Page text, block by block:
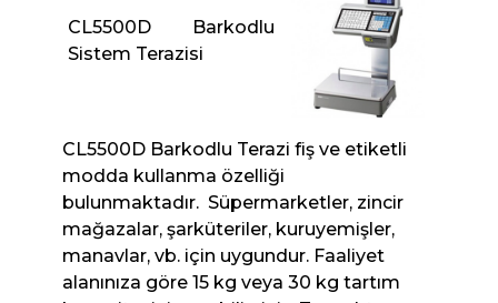
CL5500D Barkodlu
Sistem Terazisi
CL5500D Barkodlu Terazi fiş ve etiketli
modda kullanma özelliği
bulunmaktadır. Süpermarketler, zincir
mağazalar, şarküteriler, kuruyemişler,
manavlar, vb. için uygundur. Faaliyet
alanınıza göre 15 kg veya 30 kg tartım